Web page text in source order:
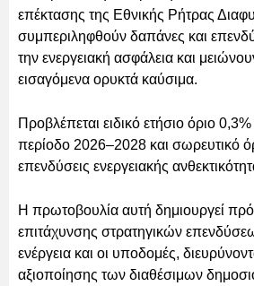
επέκτασης της Εθνικής Ρήτρας
συμπεριληφθούν δαπάνες και
την ενεργειακή ασφάλεια και
εισαγόμενα ορυκτά καύσιμα.
Προβλέπεται ειδικό ετήσιο όριο
περίοδο 2026–2028 και σωρευτικό
επενδύσεις ενεργειακής
Η πρωτοβουλία αυτή δημιουργεί
επιτάχυνσης στρατηγικών
ενέργεια και οι υποδομές,
αξιοποίησης των διαθέσιμων